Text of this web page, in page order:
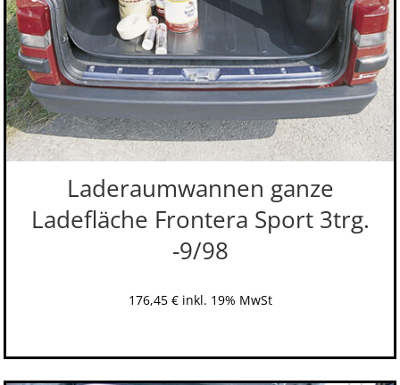
Laderaumwannen ganze
Ladefläche Frontera Sport 3trg.
-9/98
176,45 € inkl. 19% MwSt